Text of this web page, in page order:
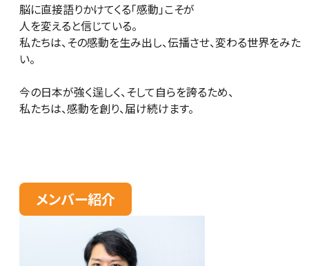
脳に直接語りかけてくる「感動」こそが
人を変えると信じている。
私たちは、その感動を生み出し、伝播させ、変わる世界をみた
い。
今の日本が強く逞しく、そして自らを誇るため、
私たちは、感動を創り、届け続けます。
メンバー紹介